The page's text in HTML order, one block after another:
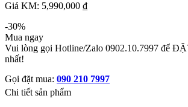
Giá KM: 5,990,000 ₫
-30%
Mua ngay
Vui lòng gọi Hotline/Zalo 0902.10.7997 để
nhất!
Gọi đặt mua: 090 210 7997
Chi tiết sản phẩm